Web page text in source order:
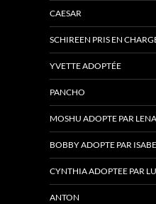
CAESAR
SCHIREEN PRIS EN
YVETTE ADOPTÉE
PANCHO
MOSHU ADOPTE PAR
BOBBY ADOPTE PAR
CYNTHIA ADOPTEE PAR
ANTON